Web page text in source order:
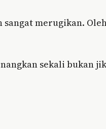
merugikan.
sekali bukan